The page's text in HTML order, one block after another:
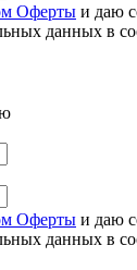
Оферты и даю
данных в
Оферты и даю
данных в